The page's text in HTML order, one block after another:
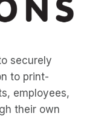
securely
to print-
employees,
their own